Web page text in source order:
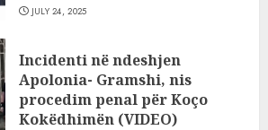
JULY 24, 2025
Incidenti në ndeshjen
Apolonia- Gramshi, nis
procedim penal për Koço
Kokëdhimën (VIDEO)